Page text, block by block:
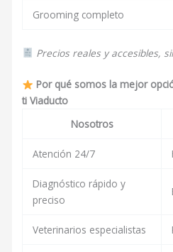
Grooming completo
Precios reales y accesibles,
Por qué somos la mejor
ti Viaducto
Nosotros
Atención 24/7
Diagnóstico rápido y
preciso
Veterinarios especialistas